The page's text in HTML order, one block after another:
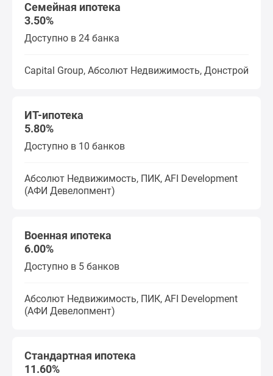
Семейная ипотека
3.50%
Доступно в 24 банка
Capital Group, Абсолют Недвижимость, Донстрой
ИТ-ипотека
5.80%
Доступно в 10 банков
Абсолют Недвижимость, ПИК, AFI Development
(АФИ Девелопмент)
Военная ипотека
6.00%
Доступно в 5 банков
Абсолют Недвижимость, ПИК, AFI Development
(АФИ Девелопмент)
Стандартная ипотека
11.60%